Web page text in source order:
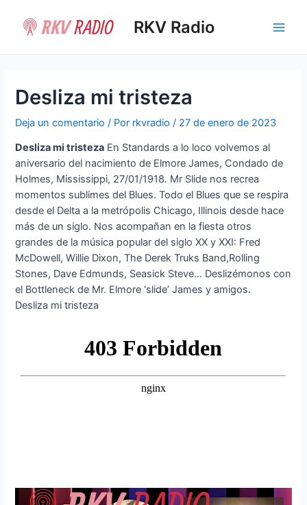
contenido
RKV Radio
Desliza mi tristeza
Deja un comentario / Por rkvradio/ 27 de enero de 2023
Desliza mi tristeza En Standards a lo loco volvemos al
aniversario del nacimiento de Elmore James, Condado de
Holmes, Mississippi, 27/01/1918. Mr Slide nos recrea
momentos sublimes del Blues. Todo el Blues que se respira
desde el Delta a la metrópolis Chicago, Illinois desde hace
más de un siglo. Nos acompañan en la fiesta otros
grandes de la música popular del siglo XX y XXI: Fred
McDowell, Willie Dixon, The Derek Truks Band,Rolling
Stones, Dave Edmunds, Seasick Steve… Deslizémonos con
el Bottleneck de Mr. Elmore ‘slide’ James y amigos.
Desliza mi tristeza